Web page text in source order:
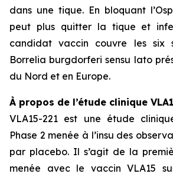
dans une tique. En bloquant
peut plus quitter la tique et
candidat vaccin couvre les six
Borrelia burgdorferi sensu lato
du Nord et en Europe.
À propos de l’étude clinique
VLA15-221 est une étude
Phase 2 menée à l’insu des
par placebo. Il s’agit de la
menée avec le vaccin VLA15